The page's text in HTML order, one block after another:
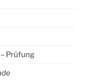
Prüfung